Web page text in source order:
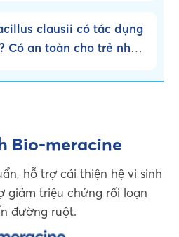
clausii có tác dụng
Có an toàn cho trẻ nhỏ
Bio-meracine
hỗ trợ cải thiện hệ vi sinh
giảm triệu chứng rối loạn
đường ruột.